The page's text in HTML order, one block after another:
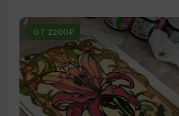
ОТ 2200₽